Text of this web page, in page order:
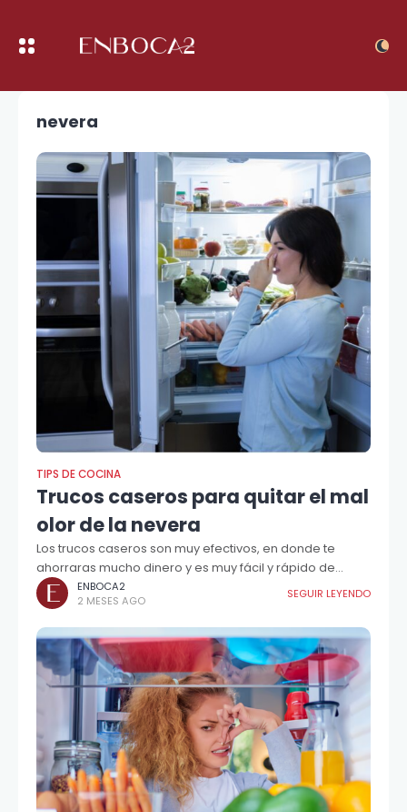
nevera
TIPS DE COCINA
Trucos caseros para quitar el mal
olor de la nevera
Los trucos caseros son muy efectivos, en donde te
ahorraras mucho dinero y es muy fácil y rápido de
realizar.ENBOCA2
2 MESES AGO
SEGUIR LEYENDO